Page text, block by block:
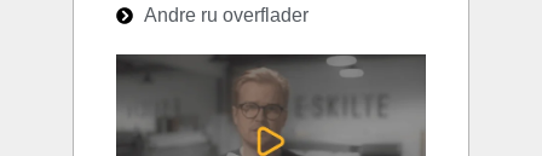
Andre ru overflader